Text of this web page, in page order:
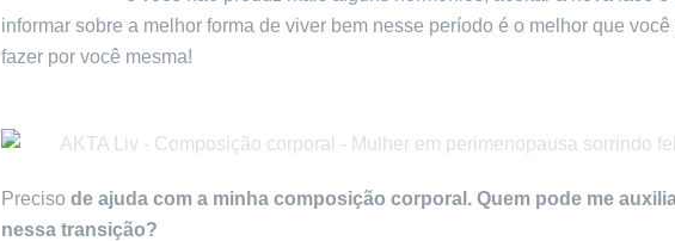
informar sobre a melhor forma de viver bem nesse período é o melhor que você
fazer por você mesma!
Preciso de ajuda com a minha composição corporal. Quem pode me
nessa transição?